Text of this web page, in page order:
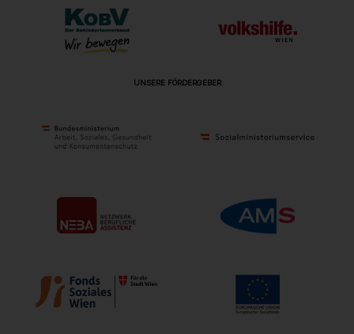
UNSERE FÖRDERGEBER